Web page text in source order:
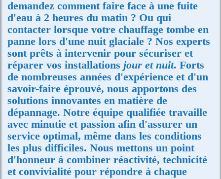
demandez comment faire face à une fuite
d'eau à 2 heures du matin ? Ou qui
contacter lorsque votre chauffage tombe en
panne lors d'une nuit glaciale ? Nos experts
sont prêts à intervenir pour sécuriser et
réparer vos installations jour et nuit. Forts
de nombreuses années d'expérience et d'un
savoir-faire éprouvé, nous apportons des
solutions innovantes en matière de
dépannage. Notre équipe qualifiée travaille
avec minutie et passion afin d'assurer un
service optimal, même dans les conditions
les plus difficiles. Nous mettons un point
d'honneur à combiner réactivité, technicité
et convivialité pour répondre à chaque